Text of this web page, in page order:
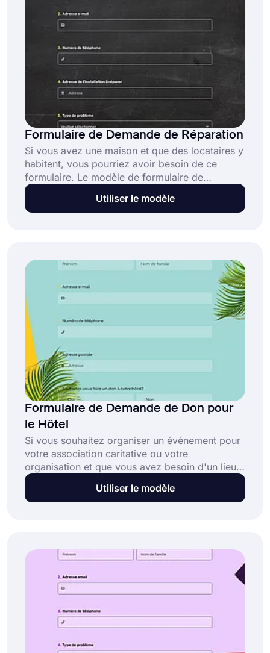
Formulaire de Demande de Réparation
Si vous avez une maison et que des locataires y
habitent, vous pourriez avoir besoin de ce
formulaire. Le modèle de formulaire de
demande de réparation vous aide à comprendre
les besoins de votre locataire sans avoir besoin
Utiliser le modèle
Formulaire de Demande de Don pour
le Hôtel
Si vous souhaitez organiser un événement pour
votre association caritative ou votre
organisation et que vous avez besoin d'un lieu
pour l'organiser, vous devriez utiliser le
formulaire de demande de don d'hôtel. Avec ce
l'événement et dans quel but l'argent sera
utilisé. Faites un démarrage rapide avec les
fonctionnalités avancées de forms.app.
Utiliser le modèle